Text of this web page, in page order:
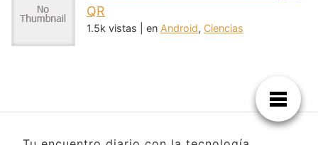
QR
1.5k vistas en Android, Ciencias